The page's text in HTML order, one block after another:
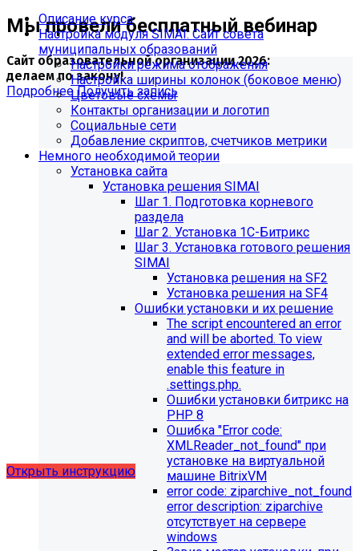
Мы провели бесплатный вебинар
Сайт образовательной организации 2026:
делаем по закону!
ПодробнееПолучить запись
Обновления в разделе
"Педагогический состав"
Для готовых решений, использующих модуль SIMAI-
SF4: Сведения об образовательной организации
выпущено обновление 1.14.11, согласно которому в
разделе "Педагогический состав"
можно разместить документ и скрыть таблицы.
Открыть инструкцию
Описание курса
Настройка модуля SIMAI: Сайт совета
муниципальных образований
Настройки режима отображения
Настройка ширины колонок (боковое меню)
Цветовые схемы
Контакты организации и логотип
Социальные сети
Добавление скриптов, счетчиков метрики
Немного необходимой теории
Установка сайта
Установка решения SIMAI
Шаг 1. Подготовка корневого
раздела
Шаг 2. Установка 1С-Битрикс
Шаг 3. Установка готового решения
SIMAI
Установка решения на SF2
Установка решения на SF4
Ошибки установки и их решение
The script encountered an error
and will be aborted. To view
extended error messages,
enable this feature in
.settings.php.
Ошибки установки битрикс на
PHP 8
Ошибка "Error сode:
XMLReader_not_found" при
установке на виртуальной
машине BitrixVM
error сode: ziparchive_not_found
error description: ziparchive
отсутствует на сервере
windows